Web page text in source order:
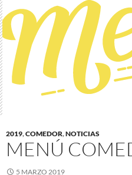
2019,COMEDOR,NOTICIAS
MENÚ
5 MARZO 2019